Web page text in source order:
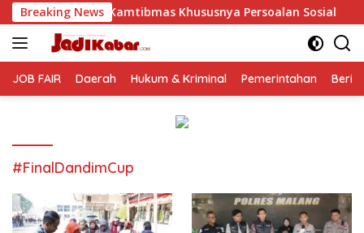
Langsung
ke
konten
Breaking News
Khususnya Persoalan Sosial Polresta Malang
JOB FAIR Daerah Hukum & Kriminal Pemerintahan
#FinalDandimCup